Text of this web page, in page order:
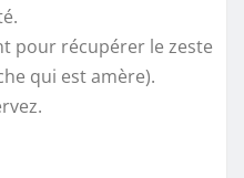
pour récupérer le zeste
qui est amère).